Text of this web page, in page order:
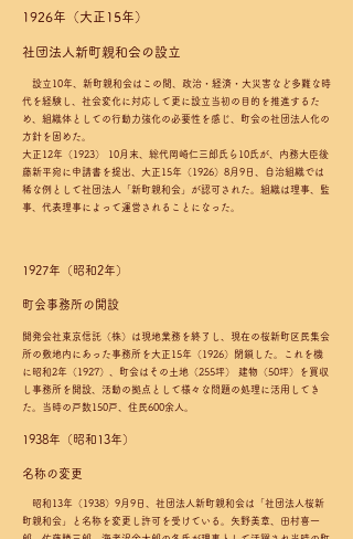
1926年（大正15年）
​社団法人新町親和会の設立
設立10年、新町親和会はこの間、政治・経済・大災害など多難な時
代を経験し、社会変化に対応して更に設立当初の目的を推進するた
め、組織体としての行動力強化の必要性を感じ、町会の社団法人化の
方針を固めた。
大正12年（1923） 10月末、総代岡崎仁三郎氏ら10氏が、内務大臣後
藤新平宛に申請書を提出、大正15年（1926）8月9日、自治組織では
稀な例として社団法人「新町親和会」が認可された。組織は理事、監
事、代表理事によって運営されることになった。
1927年（昭和2年）
町会事務所の開設
開発会社東京信託（株）は現地業務を終了し、現在の桜新町区民集会
所の敷地内にあった事務所を大正15年（1926）閉鎖した。これを機
に昭和2年（1927）、町会はその土地（255坪） 建物（50坪）を買収
し事務所を開設、活動の拠点として様々な問題の処理に活用してき
た。当時の戸数150戸、住民600余人。
1938年（昭和13年）
名称の変更
昭和13年（1938）9月9日、社団法人新町親和会は「社団法人桜新
町親和会」と名称を変更し許可を受けている。矢野美章、田村喜一